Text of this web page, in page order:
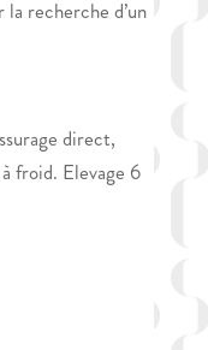
recherche d’un
direct,
froid. Elevage 6